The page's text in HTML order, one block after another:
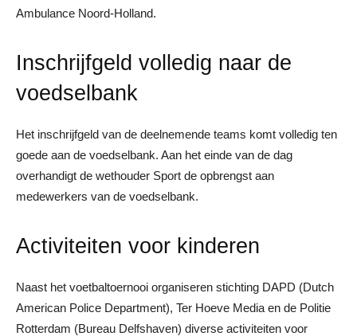
Ambulance Noord-Holland.
Inschrijfgeld volledig naar de
voedselbank
Het inschrijfgeld van de deelnemende teams komt volledig ten
goede aan de voedselbank. Aan het einde van de dag
overhandigt de wethouder Sport de opbrengst aan
medewerkers van de voedselbank.
Activiteiten voor kinderen
Naast het voetbaltoernooi organiseren stichting DAPD (Dutch
American Police Department), Ter Hoeve Media en de Politie
Rotterdam (Bureau Delfshaven) diverse activiteiten voor